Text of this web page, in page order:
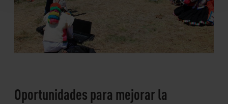
Oportunidades para mejorar la